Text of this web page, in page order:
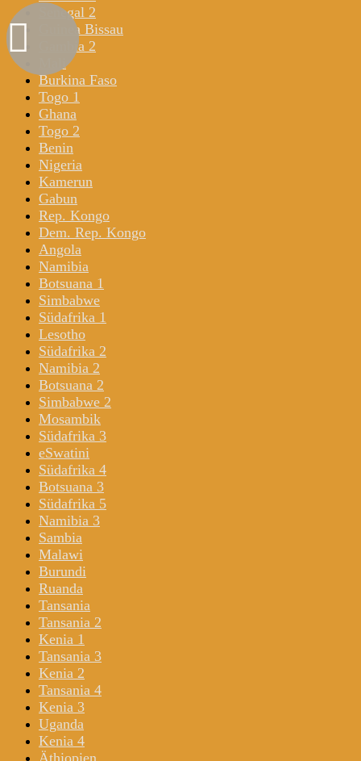
Senegal 2
Guinea Bissau
Gambia 2
Burkina Faso
Togo 1
Ghana
Togo 2
Benin
Nigeria
Kamerun
Gabun
Rep. Kongo
Dem. Rep. Kongo
Angola
Namibia
Botsuana 1
Simbabwe
Südafrika 1
Lesotho
Südafrika 2
Namibia 2
Botsuana 2
Simbabwe 2
Mosambik
Südafrika 3
eSwatini
Südafrika 4
Botsuana 3
Südafrika 5
Namibia 3
Sambia
Malawi
Burundi
Ruanda
Tansania
Tansania 2
Kenia 1
Tansania 3
Kenia 2
Tansania 4
Kenia 3
Uganda
Kenia 4
Äthiopien